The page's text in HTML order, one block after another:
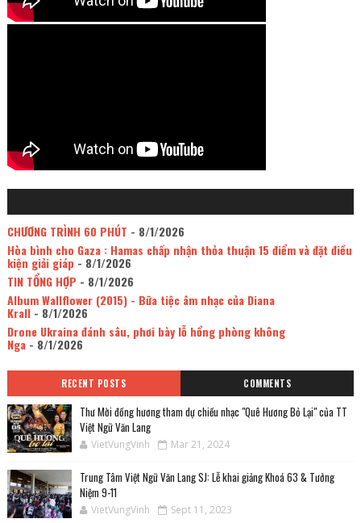
CHƯƠNG TRÌNH 60 PHÚT - 8/1/2026
Hòa bình cho Gaza : Hamas chấp nhận thỏa thuận 15 điểm và đặt điều
kiện giải giáp - 8/1/2026
TIN TỔNG HỢP - 8/1/2026
Album Wallflower (2015) - Bữa tiệc âm nhạc của Diana
Krall- 8/1/2026
Drone Ukraina đánh sâu, phơi bày lỗ hổng phòng không
Nga- 8/1/2026
RECENT POSTS COMMENTS
Thư Mời đồng hương tham dự chiều nhạc "Quê Hương Bỏ Lại" của TT
Việt Ngữ Văn Lang
VietVungVinh Mar 21, 2024
Trung Tâm Việt Ngữ Văn Lang SJ: Lễ khai giảng Khoá 63 & Tưởng
Niệm 9-11
VietVungVinh Sept 11, 2023